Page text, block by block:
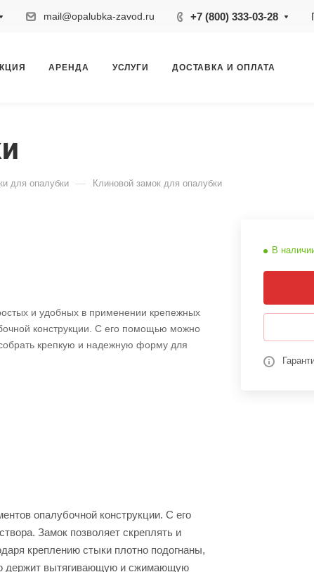
mail@opalubka-zavod.ru +7 (800) 333-03-28
АРЕНДА УСЛУГИ ДОСТАВКА И ОПЛАТА
для опалубки — Клиновой замок для опалубки
В
и удобных в применении крепежных
конструкции. С его помощью можно
крепкую и надежную форму для
опалубочной конструкции. С его
Замок позволяет скреплять и
креплению стыки плотно подогнаны,
держит вытягивающую и сжимающую